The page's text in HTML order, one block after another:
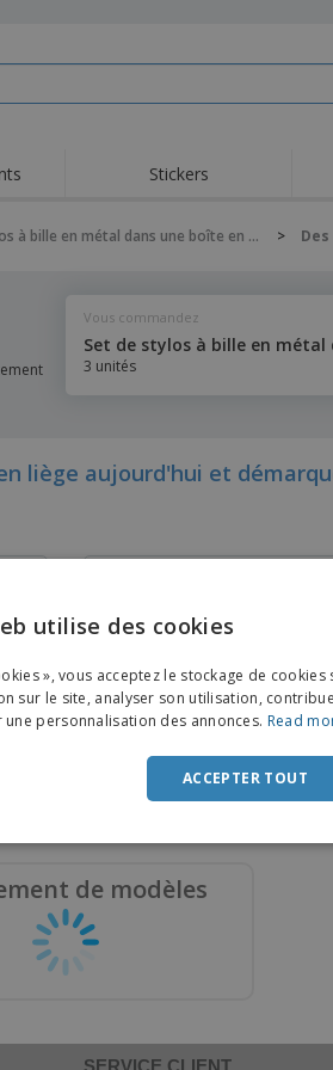
Stickers
Set de stylos à bille en métal dans une boîte en liège >
Vous commandez
3 unités
liège aujourd'hui et
numérique ?
Envoyez-nous des images ou des
et nos designers les
Demander de reproduire un
de modèles
SERVICE CLIENT
utilise des cookies
», vous acceptez le stockage de cookies
sur le site, analyser son utilisation,
personnalisation des annonces. Read
ACCEPTER TOUT